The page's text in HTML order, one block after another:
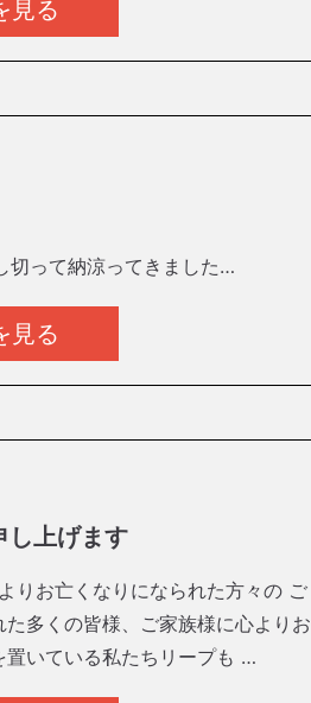
見る
納涼ってきました…
見る
上げます
りお亡くなりになられた方々の ご
多くの皆様、ご家族様に心よりお
置いている私たちリープも …